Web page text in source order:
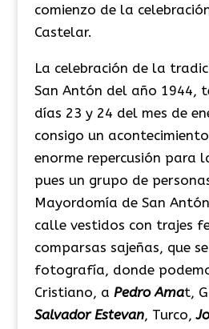
comienzo de la
Castelar.
La celebración de la
San Antón del año 1944,
días 23 y 24 del mes de
consigo un
enorme repercusión para
pues un grupo de
Mayordomía de San
calle vestidos con trajes
comparsas sajeñas, que
fotografía, donde
Cristiano, a Pedro Amat,
Salvador Estevan, Turco,